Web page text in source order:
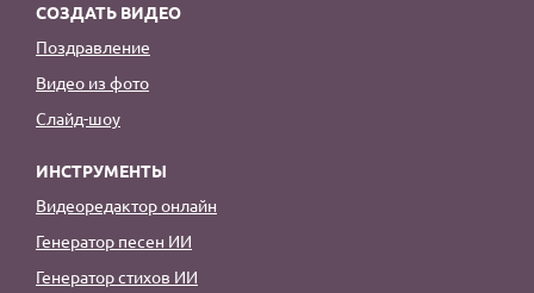
СОЗДАТЬ ВИДЕО
Поздравление
Видео из фото
Слайд-шоу
ИНСТРУМЕНТЫ
Видеоредактор онлайн
Генератор песен ИИ
Генератор стихов ИИ